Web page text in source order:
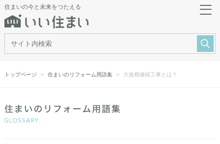
住まいの今と未来をつたえる
トップページ 住まいのリフォーム用語集 大規模修繕工事とは？